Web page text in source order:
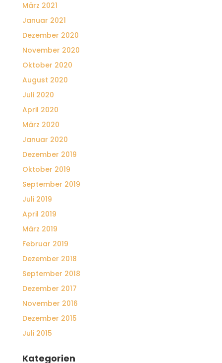
März 2021
Januar 2021
Dezember 2020
November 2020
Oktober 2020
August 2020
Juli 2020
April 2020
März 2020
Januar 2020
Dezember 2019
Oktober 2019
September 2019
Juli 2019
April 2019
März 2019
Februar 2019
Dezember 2018
September 2018
Dezember 2017
November 2016
Dezember 2015
Juli 2015
Kategorien